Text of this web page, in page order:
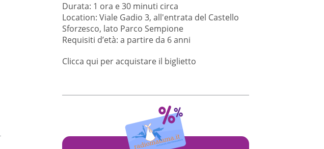
Durata: 1 ora e 30 minuti circa
Location: Viale Gadio 3, all'entrata del Castello
Sforzesco, lato Parco Sempione
Requisiti d’età: a partire da 6 anni
Clicca qui per acquistare il biglietto